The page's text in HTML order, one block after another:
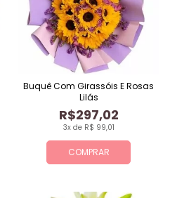
COMPRAR
3x de R$ 99,01
R$297,02
Buquê Com Girassóis E Rosas
Lilás